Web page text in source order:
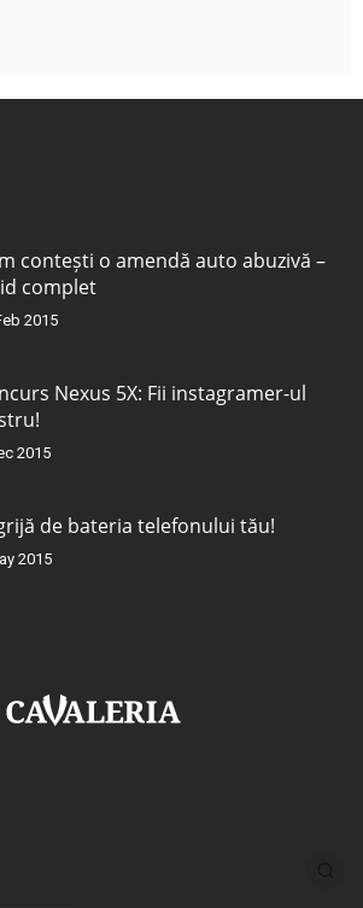
contești o amendă auto abuzivă –
complet
2015
Nexus 5X: Fii instagramer-ul
2015
de bateria telefonului tău!
2015